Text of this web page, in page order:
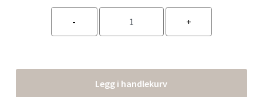
Legg i handlekurv